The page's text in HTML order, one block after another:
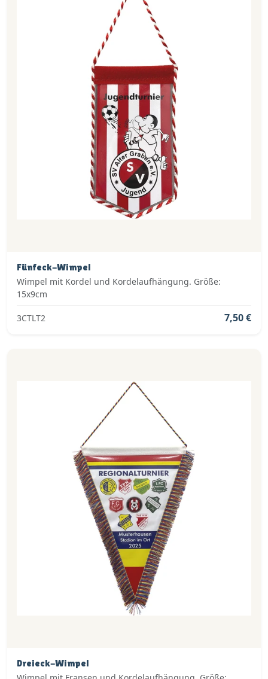
Fünfeck-Wimpel
Wimpel mit Kordel und Kordelaufhängung. Größe:
15x9cm
3CTLT2 7,50 €
Dreieck-Wimpel